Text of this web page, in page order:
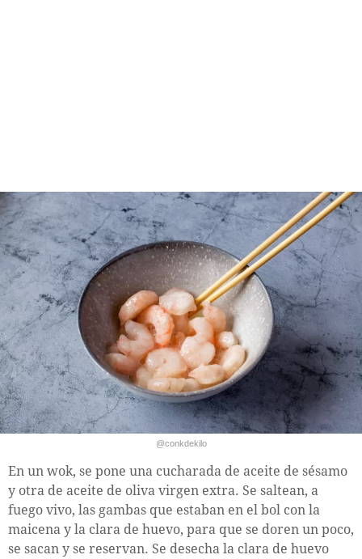
@conkdekilo
En un wok, se pone una cucharada de aceite de sésamo
y otra de aceite de oliva virgen extra. Se saltean, a
fuego vivo, las gambas que estaban en el bol con la
maicena y la clara de huevo, para que se doren un poco,
se sacan y se reservan. Se desecha la clara de huevo